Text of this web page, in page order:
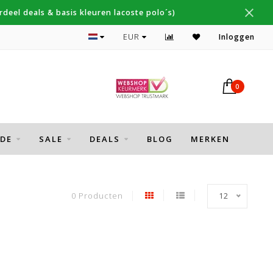
deals & basis kleuren lacoste polo´s)
Topmerken Thomas Maine, Cavallaro, Desoto
EUR Inloggen
0
SALE DEALS BLOG MERKEN
0 Producten 12